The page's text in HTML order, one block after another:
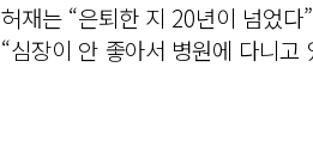
허재는 “은퇴한 지 20년이 넘었
“심장이 안 좋아서 병원에 다니